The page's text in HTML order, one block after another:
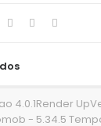
4.0.1Render
- 5.34.5